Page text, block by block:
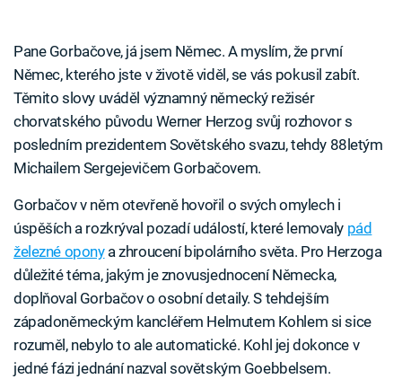
Pane Gorbačove, já jsem Němec. A myslím, že první
Němec, kterého jste v životě viděl, se vás pokusil zabít.
Těmito slovy uváděl významný německý režisér
chorvatského původu Werner Herzog svůj rozhovor s
posledním prezidentem Sovětského svazu, tehdy 88letým
Michailem Sergejevičem Gorbačovem.
Gorbačov v něm otevřeně hovořil o svých omylech i
úspěších a rozkrýval pozadí událostí, které lemovaly pád
železné oponya zhroucení bipolárního světa. Pro Herzoga
důležité téma, jakým je znovusjednocení Německa,
doplňoval Gorbačov o osobní detaily. S tehdejším
západoněmeckým kancléřem Helmutem Kohlem si sice
rozuměl, nebylo to ale automatické. Kohl jej dokonce v
jedné fázi jednání nazval sovětským Goebbelsem.